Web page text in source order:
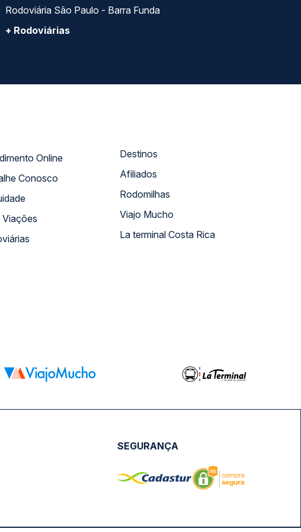
Rodoviária São Paulo - Barra Funda
+ Rodoviárias
Atendimento Online
Conosco
Auto Viações
Destinos
Afiliados
Rodomilhas
Viajo Mucho
La terminal Costa Rica
SEGURANÇA